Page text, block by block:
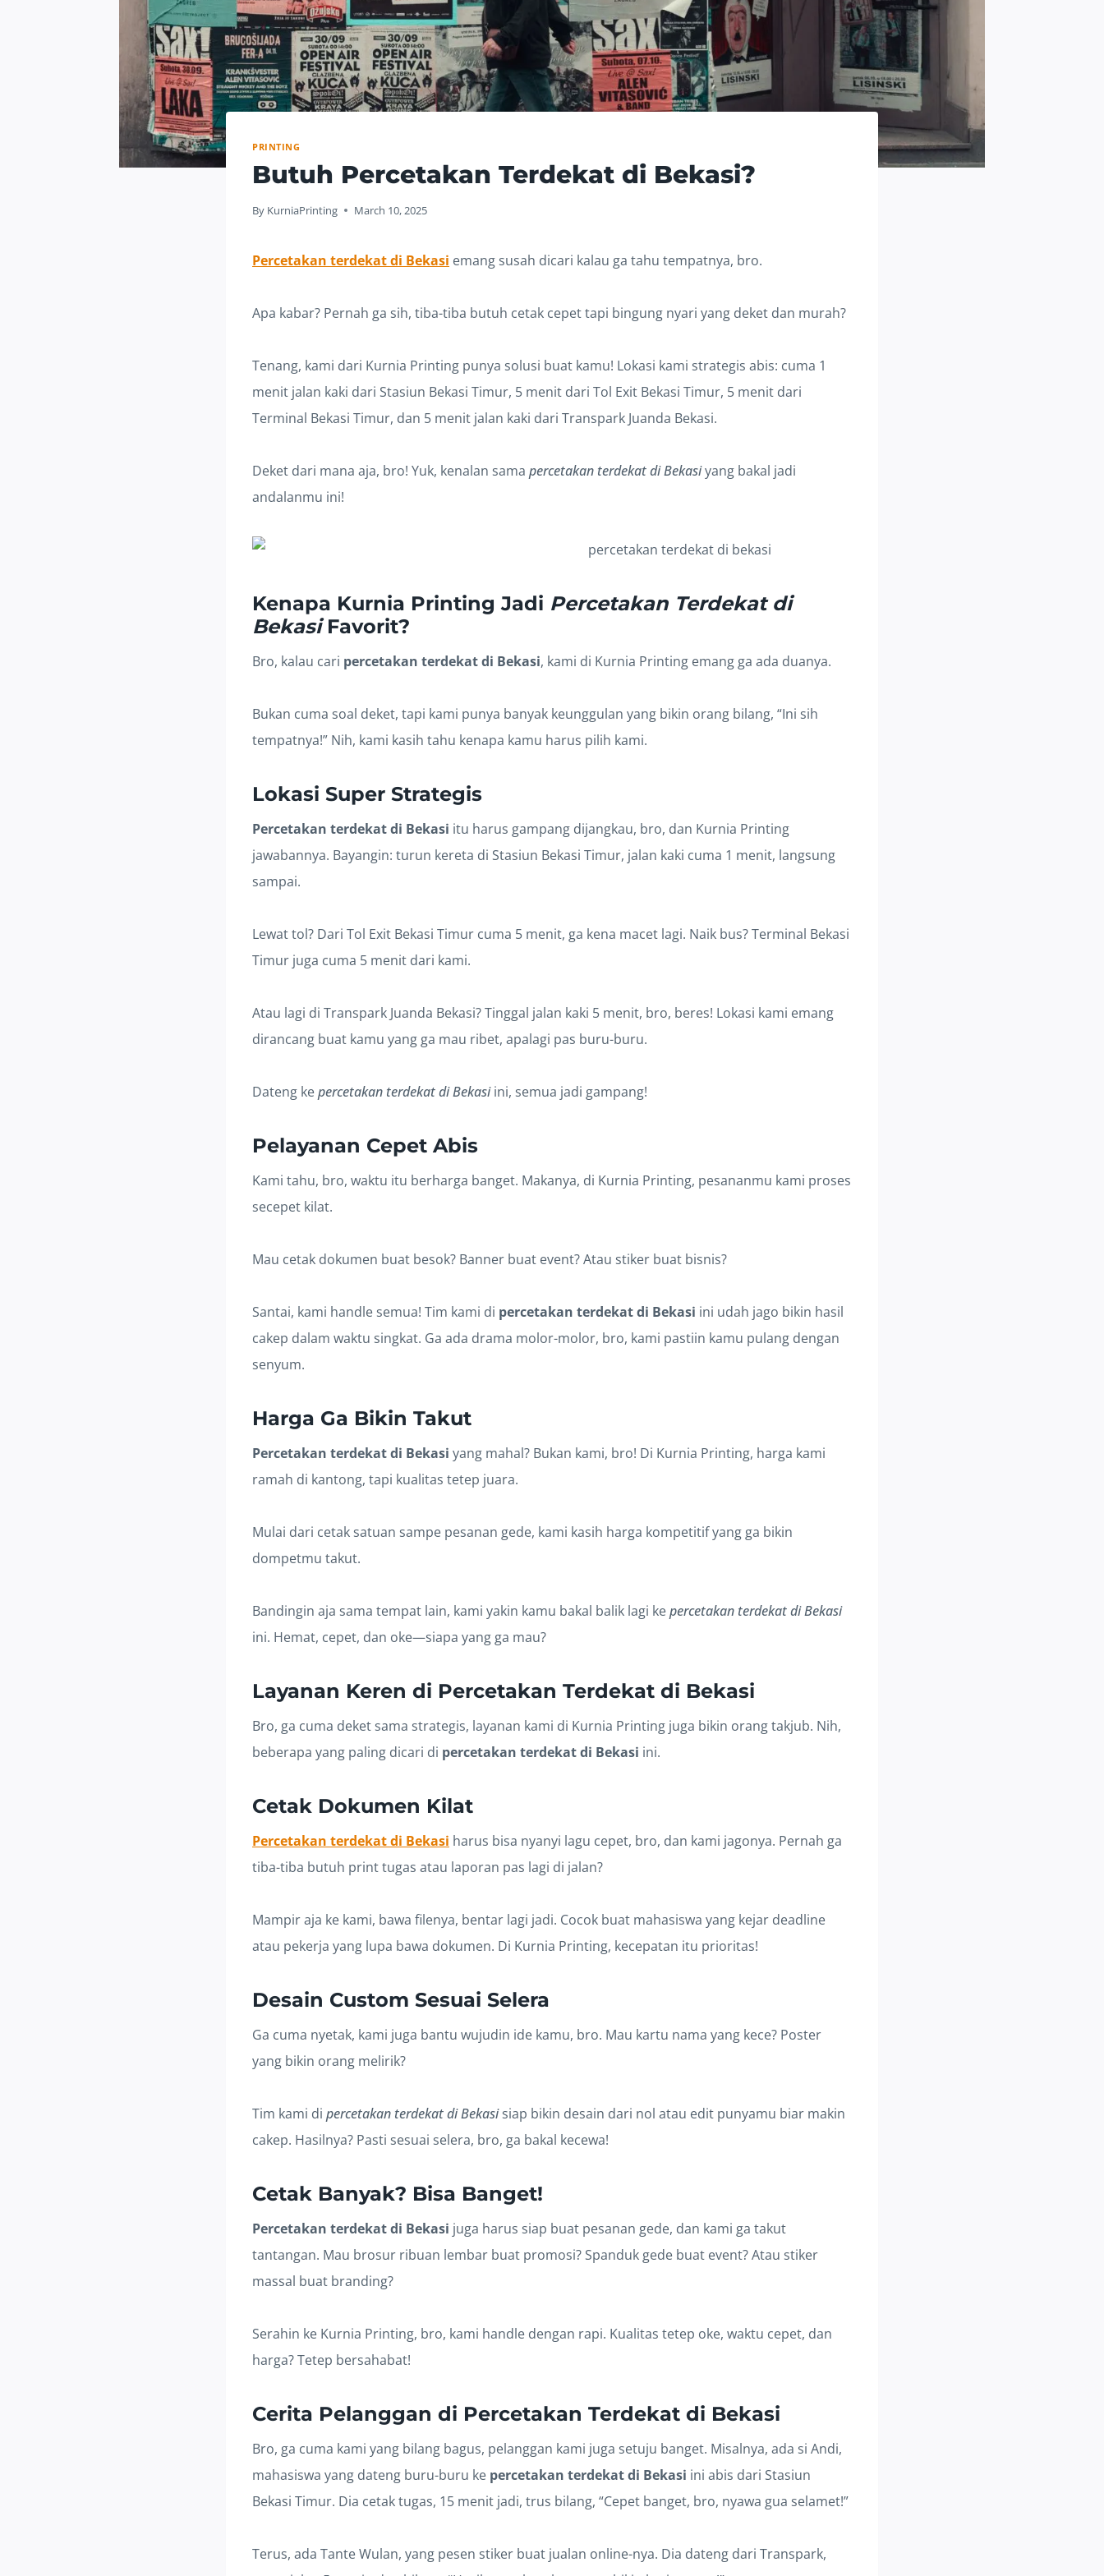
PRINTING
Butuh Percetakan Terdekat di Bekasi?
By KurniaPrinting March 10, 2025
Percetakan terdekat di Bekasi emang susah dicari kalau ga tahu tempatnya, bro.
Apa kabar? Pernah ga sih, tiba-tiba butuh cetak cepet tapi bingung nyari yang deket dan murah?
Tenang, kami dari Kurnia Printing punya solusi buat kamu! Lokasi kami strategis abis: cuma 1
menit jalan kaki dari Stasiun Bekasi Timur, 5 menit dari Tol Exit Bekasi Timur, 5 menit dari
Terminal Bekasi Timur, dan 5 menit jalan kaki dari Transpark Juanda Bekasi.
Deket dari mana aja, bro! Yuk, kenalan sama percetakan terdekat di Bekasiyang bakal jadi
andalanmu ini!
Kenapa Kurnia Printing Jadi Percetakan Terdekat di
BekasiFavorit?
Bro, kalau cari percetakan terdekat di Bekasi, kami di Kurnia Printing emang ga ada duanya.
Bukan cuma soal deket, tapi kami punya banyak keunggulan yang bikin orang bilang, “Ini sih
tempatnya!” Nih, kami kasih tahu kenapa kamu harus pilih kami.
Lokasi Super Strategis
Percetakan terdekat di Bekasi itu harus gampang dijangkau, bro, dan Kurnia Printing
jawabannya. Bayangin: turun kereta di Stasiun Bekasi Timur, jalan kaki cuma 1 menit, langsung
sampai.
Lewat tol? Dari Tol Exit Bekasi Timur cuma 5 menit, ga kena macet lagi. Naik bus? Terminal Bekasi
Timur juga cuma 5 menit dari kami.
Atau lagi di Transpark Juanda Bekasi? Tinggal jalan kaki 5 menit, bro, beres! Lokasi kami emang
dirancang buat kamu yang ga mau ribet, apalagi pas buru-buru.
Dateng kepercetakan terdekat di Bekasiini, semua jadi gampang!
Pelayanan Cepet Abis
Kami tahu, bro, waktu itu berharga banget. Makanya, di Kurnia Printing, pesananmu kami proses
secepet kilat.
Mau cetak dokumen buat besok? Banner buat event? Atau stiker buat bisnis?
Santai, kami handle semua! Tim kami di percetakan terdekat di Bekasi ini udah jago bikin hasil
cakep dalam waktu singkat. Ga ada drama molor-molor, bro, kami pastiin kamu pulang dengan
senyum.
Harga Ga Bikin Takut
Percetakan terdekat di Bekasi yang mahal? Bukan kami, bro! Di Kurnia Printing, harga kami
ramah di kantong, tapi kualitas tetep juara.
Mulai dari cetak satuan sampe pesanan gede, kami kasih harga kompetitif yang ga bikin
dompetmu takut.
Bandingin aja sama tempat lain, kami yakin kamu bakal balik lagi kepercetakan terdekat di Bekasi
ini. Hemat, cepet, dan oke—siapa yang ga mau?
Layanan Keren di Percetakan Terdekat di Bekasi
Bro, ga cuma deket sama strategis, layanan kami di Kurnia Printing juga bikin orang takjub. Nih,
beberapa yang paling dicari di percetakan terdekat di Bekasi ini.
Cetak Dokumen Kilat
Percetakan terdekat di Bekasi harus bisa nyanyi lagu cepet, bro, dan kami jagonya. Pernah ga
tiba-tiba butuh print tugas atau laporan pas lagi di jalan?
Mampir aja ke kami, bawa filenya, bentar lagi jadi. Cocok buat mahasiswa yang kejar deadline
atau pekerja yang lupa bawa dokumen. Di Kurnia Printing, kecepatan itu prioritas!
Desain Custom Sesuai Selera
Ga cuma nyetak, kami juga bantu wujudin ide kamu, bro. Mau kartu nama yang kece? Poster
yang bikin orang melirik?
Tim kami di percetakan terdekat di Bekasisiap bikin desain dari nol atau edit punyamu biar makin
cakep. Hasilnya? Pasti sesuai selera, bro, ga bakal kecewa!
Cetak Banyak? Bisa Banget!
Percetakan terdekat di Bekasi juga harus siap buat pesanan gede, dan kami ga takut
tantangan. Mau brosur ribuan lembar buat promosi? Spanduk gede buat event? Atau stiker
massal buat branding?
Serahin ke Kurnia Printing, bro, kami handle dengan rapi. Kualitas tetep oke, waktu cepet, dan
harga? Tetep bersahabat!
Cerita Pelanggan di Percetakan Terdekat di Bekasi
Bro, ga cuma kami yang bilang bagus, pelanggan kami juga setuju banget. Misalnya, ada si Andi,
mahasiswa yang dateng buru-buru ke percetakan terdekat di Bekasi ini abis dari Stasiun
Bekasi Timur. Dia cetak tugas, 15 menit jadi, trus bilang, “Cepet banget, bro, nyawa gua selamet!”
Terus, ada Tante Wulan, yang pesen stiker buat jualan online-nya. Dia dateng dari Transpark,